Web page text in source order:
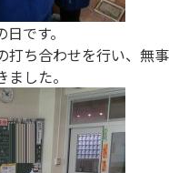
です。
打ち合わせを行い、無事
した。